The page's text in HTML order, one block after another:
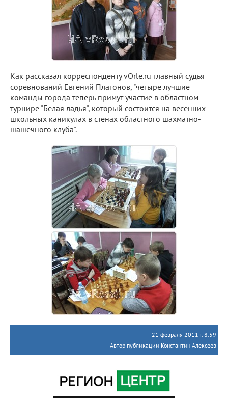
Как рассказал корреспонденту vOrle.ru главный судья
соревнований Евгений Платонов, "четыре лучшие
команды города теперь примут участие в областном
турнире "Белая ладья", который состоится на весенних
школьных каникулах в стенах областного шахматно-
шашечного клуба".
21 февраля 2011 г. 8:59
Автор публикации Константин Алексеев